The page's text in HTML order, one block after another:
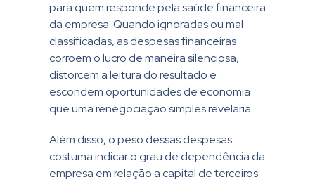
para quem responde pela saúde financeira
da empresa. Quando ignoradas ou mal
classificadas, as despesas financeiras
corroem o lucro de maneira silenciosa,
distorcem a leitura do resultado e
escondem oportunidades de economia
que uma renegociação simples revelaria.
Além disso, o peso dessas despesas
costuma indicar o grau de dependência da
empresa em relação a capital de terceiros.